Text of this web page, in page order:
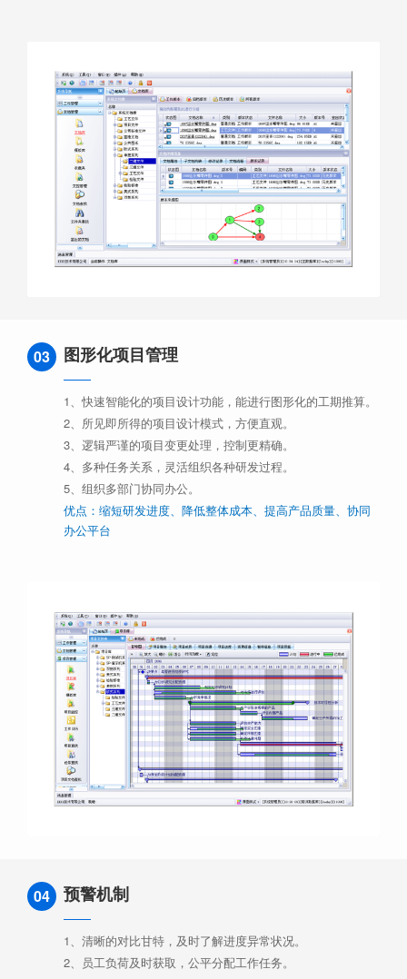
03 图形化项目管理
1、快速智能化的项目设计功能，能进行图形化的工期推算。
2、所见即所得的项目设计模式，方便直观。
3、逻辑严谨的项目变更处理，控制更精确。
4、多种任务关系，灵活组织各种研发过程。
5、组织多部门协同办公。
优点：缩短研发进度、降低整体成本、提高产品质量、协同
办公平台
04 预警机制
1、清晰的对比甘特，及时了解进度异常状况。
2、员工负荷及时获取，公平分配工作任务。